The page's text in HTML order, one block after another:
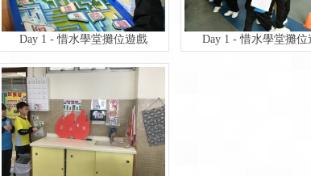
Day 1 - 惜水學堂攤位遊戲 Day 1 - 惜水學堂攤位